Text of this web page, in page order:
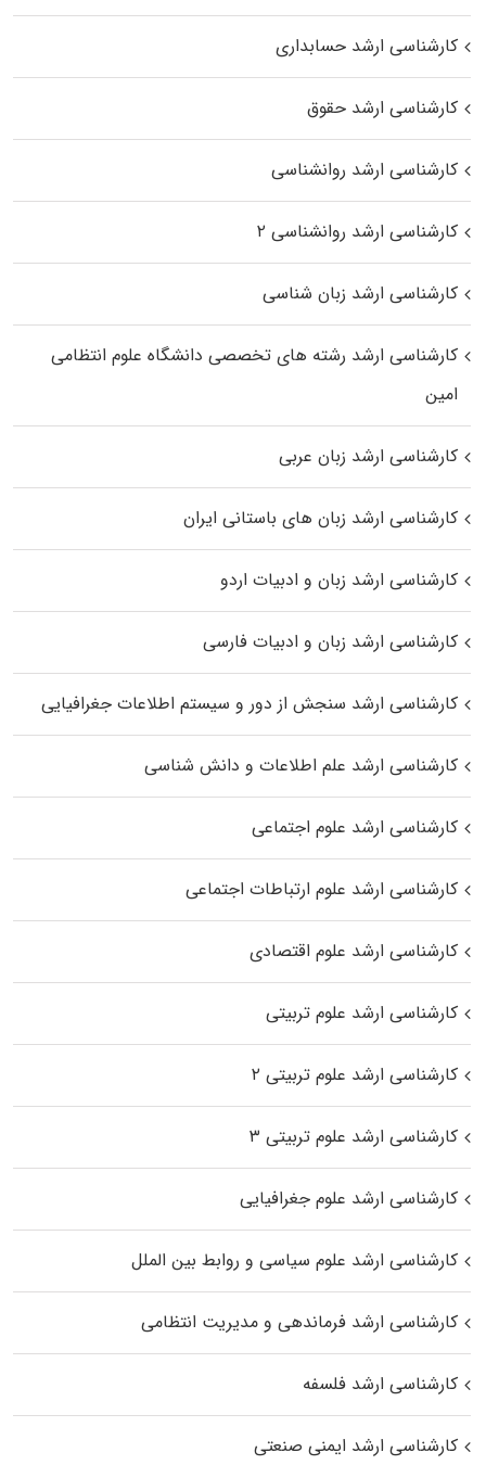
کارشناسی ارشد حسابداری
کارشناسی ارشد حقوق
کارشناسی ارشد روانشناسی
کارشناسی ارشد روانشناسی ۲
کارشناسی ارشد زبان شناسی
کارشناسی ارشد رﺷﺘﻪ ﻫﺎی تخصصی داﻧﺸﮕﺎه ﻋﻠﻮم انتظامی
اﻣﻴﻦ
کارشناسی ارشد زبان عربی
کارشناسی ارشد زبان‌ های باستانی ایران
کارشناسی ارشد زبان و ادبیات اردو
کارشناسی ارشد زبان و ادبیات فارسی
کارشناسی ارشد سنجش از دور و سیستم اطلاعات جغرافیایی
کارشناسی ارشد علم اطلاعات و دانش شناسی
کارشناسی ارشد علوم اجتماعی
کارشناسی ارشد علوم ارتباطات اجتماعی
کارشناسی ارشد علوم اقتصادی
کارشناسی ارشد علوم تربیتی
کارشناسی ارشد علوم تربیتی ۲
کارشناسی ارشد علوم تربیتی ۳
کارشناسی ارشد علوم جغرافیایی
کارشناسی ارشد علوم سیاسی و روابط بین الملل
کارشناسی ارشد فرماندهی و مدیریت انتظامی
کارشناسی ارشد فلسفه
کارشناسی ارشد ایمنی صنعتی